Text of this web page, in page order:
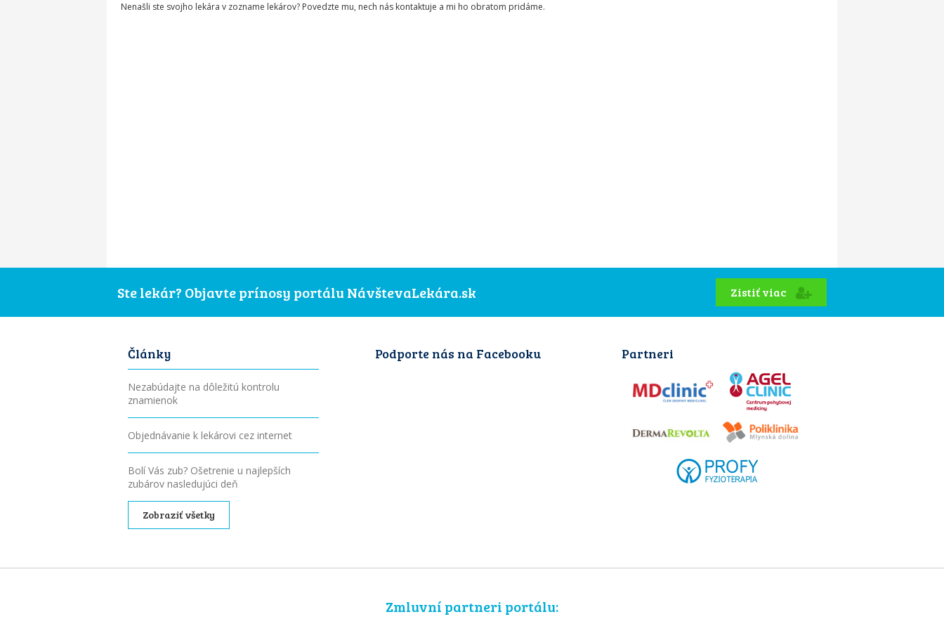
Nenašli ste svojho lekára v zozname lekárov? Povedzte mu, nech nás kontaktuje a mi ho obratom pridáme.
Ste lekár? Objavte prínosy portálu NávštevaLekára.sk Zistiť viac
Články
Nezabúdajte na dôležitú kontrolu
znamienok
Objednávanie k lekárovi cez internet
Bolí Vás zub? Ošetrenie u najlepších
zubárov nasledujúci deň
Zobraziť všetky
Podporte nás na Facebooku Partneri
Zmluvní partneri portálu: